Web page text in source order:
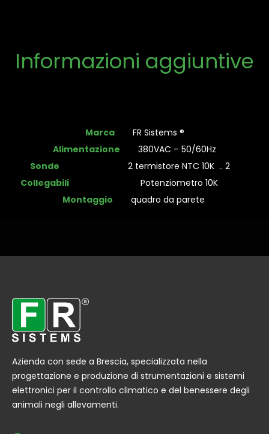
Informazioni aggiuntive
Marca
FR Sistems ®
Alimentazione
380VAC – 50/60Hz
Sonde
Collegabili
2 termistore NTC 10K .. 2
Potenziometro 10K
Montaggio
quadro da parete
Azienda con sede a Brescia, specializzata nella
progettazione e produzione di strumentazioni e sistemi
elettronici per il controllo climatico e del benessere degli
animali negli allevamenti.